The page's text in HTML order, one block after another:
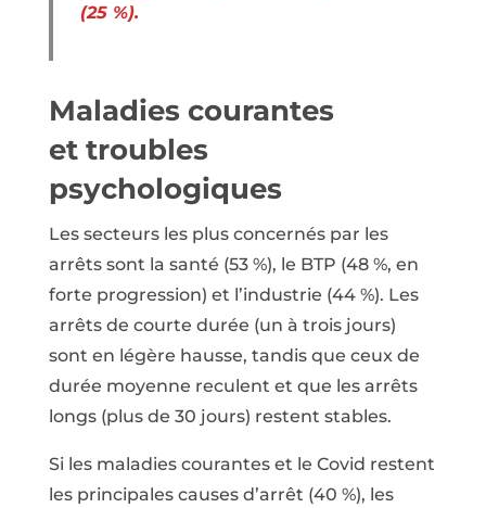
(25 %).
Maladies courantes
et troubles
psychologiques
Les secteurs les plus concernés par les
arrêts sont la santé (53 %), le BTP (48 %, en
forte progression) et l’industrie (44 %). Les
arrêts de courte durée (un à trois jours)
sont en légère hausse, tandis que ceux de
durée moyenne reculent et que les arrêts
longs (plus de 30 jours) restent stables.
Si les maladies courantes et le Covid restent
les principales causes d’arrêt (40 %), les